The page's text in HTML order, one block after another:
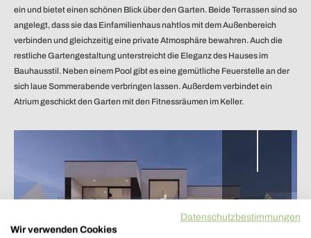
ein und bietet einen schönen Blick über den Garten. Beide Terrassen sind so
angelegt, dass sie das Einfamilienhaus nahtlos mit dem Außenbereich
verbinden und gleichzeitig eine private Atmosphäre bewahren. Auch die
restliche Gartengestaltung unterstreicht die Eleganz des Hauses im
Bauhausstil. Neben einem Pool gibt es eine gemütliche Feuerstelle an der
sich laue Sommerabende verbringen lassen. Außerdem verbindet ein
Atrium geschickt den Garten mit den Fitnessräumen im Keller.
Blick auf die Terasse
Datenschutzbestimmungen
Wir verwenden Cookies